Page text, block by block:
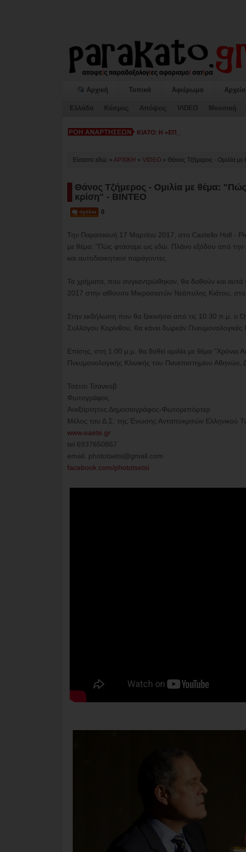
Αρχική Τοπικά Αφιέρωμα
Ελλάδα Κόσμος Απόψεις VIDEO Μουσική
ΚΙΑΤΟ: Η «ΕΠΟΜΕΝΗ ΜΕΡΑ»
Είσαστε εδώ: » ΑΡΧΙΚΗ » VIDEO » Θάνος Τζήμερος - Ομιλία
Θάνος Τζήμερος - Ομιλία με θέμα:
κρίση" - BINTEO
0
Την Παρασκευή 17 Μαρτίου 2017, στο Castello Hαll -
με θέμα: "Πώς φτάσαμε ως εδώ. Πλάνο εξόδου από την
και αυτοδιοικητικοί παράγοντες.
Τα χρήματα, που συγκεντρώθηκαν, θα δοθούν και αυτά
2017 στην αίθουσα Μικρασιατών Νεάπολης Κιάτου, στο
Στην εκδήλωση που θα ξεκινήσει από τις 10.30 π.μ. ο
Συλλόγου Κορίνθου, θα κάνει δωρεάν Πνευμονολογικές
Επίσης, στη 1.00 μ.μ. θα δοθεί ομιλία με θέμα
Πνευμονολογικής Κλινικής του Πανεπιστημίου
Τσέτσι Τσάνκοβ
Φωτογράφος
Ανεξάρτητος Δημοσιογράφος-Φωτορεπόρτερ
Μέλος του Δ.Σ. της Ένωσης Ανταποκριτών Ελληνικού
www.eaete.gr
tel.6937650867
email. phototsetsi@gmail.com
facebook.com/phototsetsi